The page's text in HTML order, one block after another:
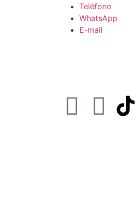
Teléfono
WhatsApp
E-mail